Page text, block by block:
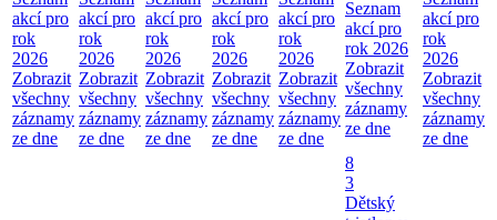
akcí pro
rok
2026
Zobrazit
všechny
záznamy
ze dne
akcí pro
rok
2026
Zobrazit
všechny
záznamy
ze dne
akcí pro
rok
2026
Zobrazit
všechny
záznamy
ze dne
akcí pro
rok
2026
Zobrazit
všechny
záznamy
ze dne
akcí pro
rok
2026
Zobrazit
všechny
záznamy
ze dne
Seznam
akcí pro
rok 2026
Zobrazit
všechny
záznamy
ze dne
akcí pro
rok
2026
Zobrazit
všechny
záznamy
ze dne
8
3
Dětský